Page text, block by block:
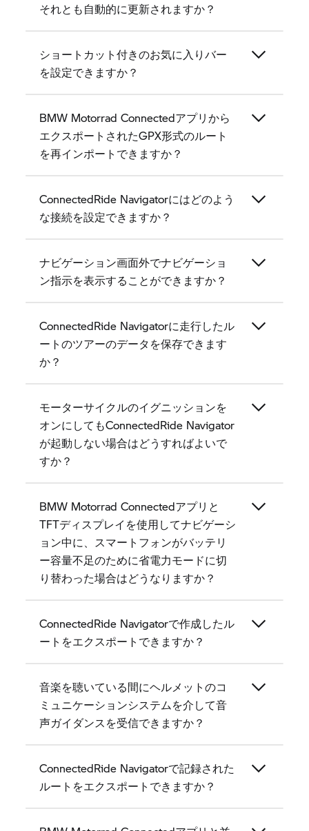
それとも自動的に更新されますか？
ショートカット付きのお気に入りバー
を設定できますか？
BMW Motorrad Connectedアプリから
エクスポートされたGPX形式のルート
を再インポートできますか？
ConnectedRide Navigatorにはどのよう
な接続を設定できますか？
ナビゲーション画面外でナビゲーショ
ン指示を表示することができますか？
ConnectedRide Navigatorに走行したル
ートのツアーのデータを保存できます
か？
モーターサイクルのイグニッションを
オンにしてもConnectedRide Navigator
が起動しない場合はどうすればよいで
すか？
BMW Motorrad Connectedアプリと
TFTディスプレイを使用してナビゲーシ
ョン中に、スマートフォンがバッテリ
ー容量不足のために省電力モードに切
り替わった場合はどうなりますか？
ConnectedRide Navigatorで作成したル
ートをエクスポートできますか？
音楽を聴いている間にヘルメットのコ
ミュニケーションシステムを介して音
声ガイダンスを受信できますか？
ConnectedRide Navigatorで記録された
ルートをエクスポートできますか？